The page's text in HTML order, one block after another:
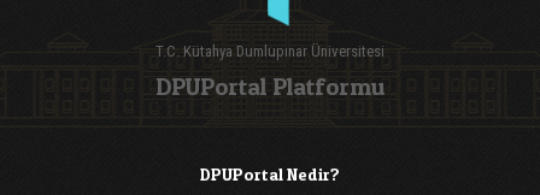
T.C. Kütahya Dumlupınar Üniversitesi
DPUPortal Platformu
DPUPortal Nedir?